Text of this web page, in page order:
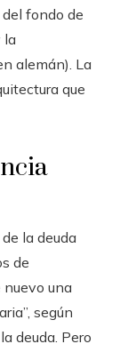
fondo de
la
alemán). La
que
la deuda
de
nuevo una
según
deuda. Pero